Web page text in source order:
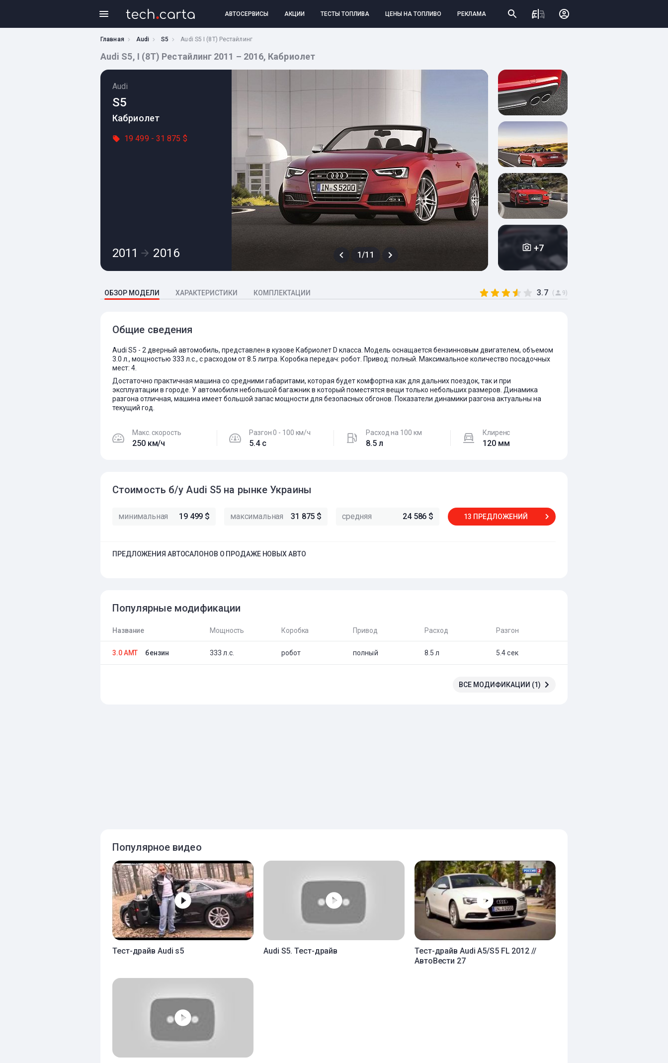
АВТОСЕРВИСЫ АКЦИИ ТЕСТЫ ТОПЛИВА ЦЕНЫ НА ТОПЛИВО РЕКЛАМА
Главная Audi S5 Audi S5 I (8T) Рестайлинг
Audi S5, I (8T) Рестайлинг 2011 – 2016, Кабриолет
Audi
S5
Кабриолет
19 499 - 31 875 $
2011 2016 1/11
+7
ОБЗОР МОДЕЛИ ХАРАКТЕРИСТИКИ КОМПЛЕКТАЦИИ 3.7 ( 9)
Общие сведения
Audi S5 - 2 дверный автомобиль, представлен в кузове Кабриолет D класса. Модель оснащается бензинновым двигателем, объемом
3.0 л., мощностью 333 л.с., с расходом от 8.5 литра. Коробка передач: робот. Привод: полный. Максимальное количество посадочных
мест: 4.
Достаточно практичная машина со средними габаритами, которая будет комфортна как для дальних поездок, так и при
эксплуатации в городе. У автомобиля небольшой багажник в который поместятся вещи только небольших размеров. Динамика
разгона отличная, машина имеет большой запас мощности для безопасных обгонов. Показатели динамики разгона актуальны на
текущий год.
Макс. скорость
250 км/ч
Разгон 0 - 100 км/ч
5.4 c
Расход на 100 км
8.5 л
Клиренс
120 мм
Стоимость б/у Audi S5 на рынке Украины
минимальная 19 499 $ максимальная 31 875 $ средняя 24 586 $ 13 ПРЕДЛОЖЕНИЙ
ПРЕДЛОЖЕНИЯ АВТОСАЛОНОВ О ПРОДАЖЕ НОВЫХ АВТО
Популярные модификации
Название Мощность Коробка Привод Расход Разгон
3.0 AMT бензин 333 л.с. робот полный 8.5 л 5.4 сек
ВСЕ МОДИФИКАЦИИ (1)
Популярное видео
Тест-драйв Audi s5 Audi S5. Тест-драйв
Тест-драйв Audi A5/S5 FL 2012 //
АвтоВести 27